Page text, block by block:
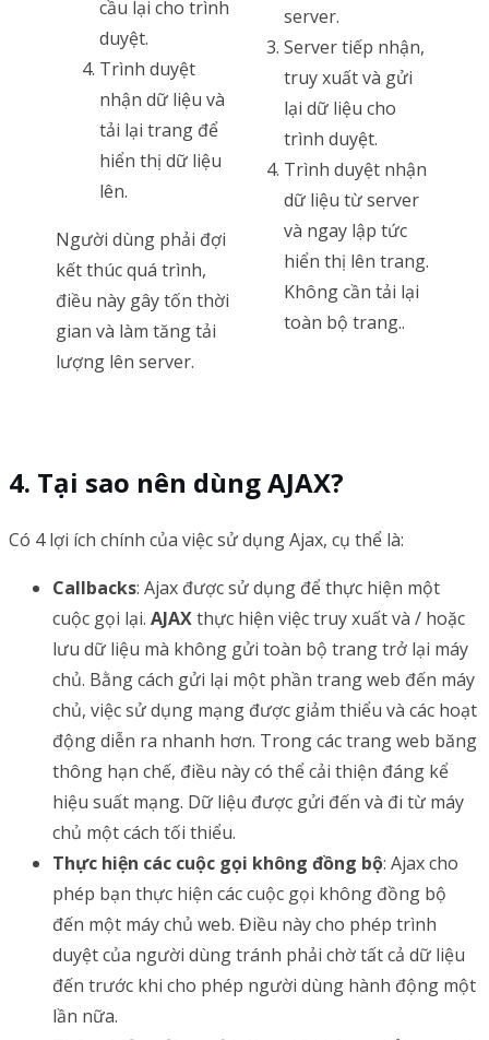
cầu lại cho trình
duyệt.
Trình duyệt
nhận dữ liệu và
tải lại trang để
hiển thị dữ liệu
lên.
Người dùng phải đợi
kết thúc quá trình,
điều này gây tốn thời
gian và làm tăng tải
lượng lên server.
server.
Server tiếp nhận,
truy xuất và gửi
lại dữ liệu cho
trình duyệt.
Trình duyệt nhận
dữ liệu từ server
và ngay lập tức
hiển thị lên trang.
Không cần tải lại
toàn bộ trang..
Tại sao nên dùng AJAX?
Có 4 lợi ích chính của việc sử dụng Ajax, cụ thể là:
Callbacks: Ajax được sử dụng để thực hiện một
cuộc gọi lại. AJAXthực hiện việc truy xuất và / hoặc
lưu dữ liệu mà không gửi toàn bộ trang trở lại máy
chủ. Bằng cách gửi lại một phần trang web đến máy
chủ, việc sử dụng mạng được giảm thiểu và các hoạt
động diễn ra nhanh hơn. Trong các trang web băng
thông hạn chế, điều này có thể cải thiện đáng kể
hiệu suất mạng. Dữ liệu được gửi đến và đi từ máy
chủ một cách tối thiểu.
Thực hiện các cuộc gọi không đồng bộ: Ajax cho
phép bạn thực hiện các cuộc gọi không đồng bộ
đến một máy chủ web. Điều này cho phép trình
duyệt của người dùng tránh phải chờ tất cả dữ liệu
đến trước khi cho phép người dùng hành động một
lần nữa.